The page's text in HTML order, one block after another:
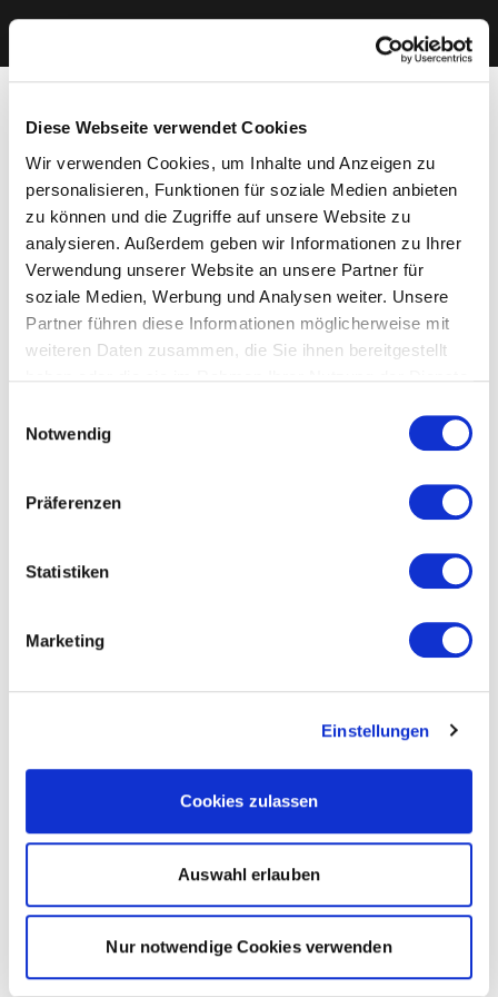
Diese Webseite verwendet Cookies
Wir verwenden Cookies, um Inhalte und Anzeigen zu
personalisieren, Funktionen für soziale Medien anbieten
zu können und die Zugriffe auf unsere Website zu
analysieren. Außerdem geben wir Informationen zu Ihrer
Verwendung unserer Website an unsere Partner für
soziale Medien, Werbung und Analysen weiter. Unsere
Partner führen diese Informationen möglicherweise mit
weiteren Daten zusammen, die Sie ihnen bereitgestellt
Cookies, wenn Sie unsere Webseite weiterhin nutzen.
Notwendig
Präferenzen
Statistiken
Marketing
Einstellungen
Cookies zulassen
Auswahl erlauben
Nur notwendige Cookies verwenden